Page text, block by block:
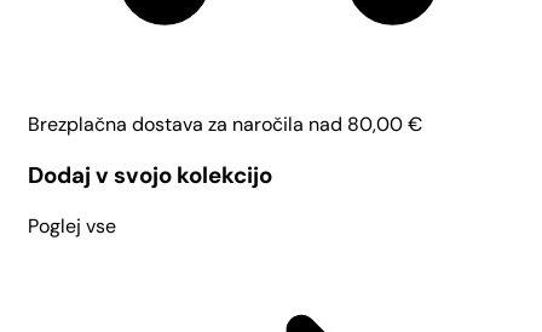
Brezplačna dostava za naročila nad 80,00€
Dodaj v svojo kolekcijo
Poglej vse